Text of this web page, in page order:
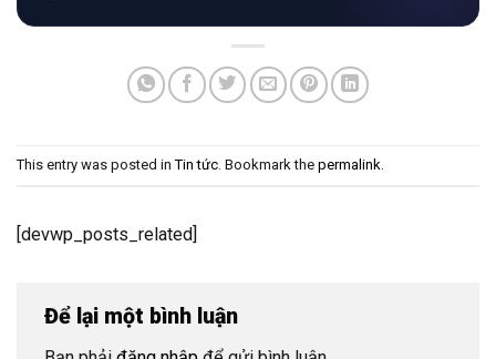
This entry was posted inTin tức . Bookmark the permalink
[devwp_posts_related]
Để lại một bình luận